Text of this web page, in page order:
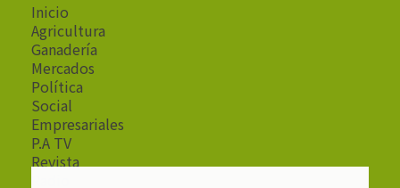
Inicio
Agricultura
Ganadería
Mercados
Política
Social
Empresariales
P.A TV
Revista